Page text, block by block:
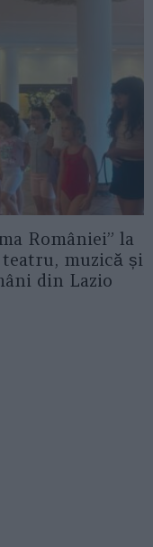
României” la
muzică și
din Lazio